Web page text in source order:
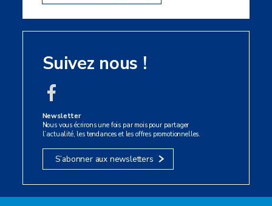
Suivez nous !
Newsletter
Nous vous écrirons une fois par mois pour partager
l’actualité, les tendances et les offres promotionnelles.
S’abonner aux newsletters